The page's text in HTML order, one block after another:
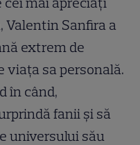
Valentin Sanfira a
extrem de
viața sa personală.
în când,
fanii și să
universului său